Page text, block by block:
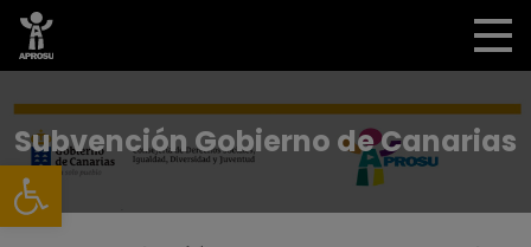
Abrir barra de herramientas
Subvención Gobierno de Canarias